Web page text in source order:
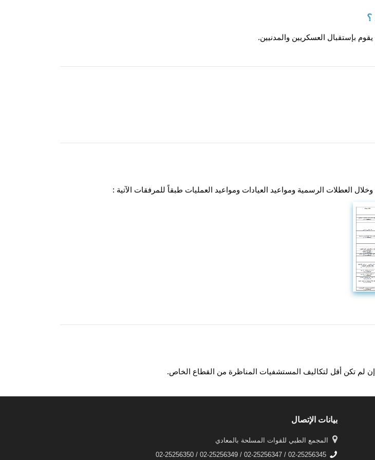
؟
بإستقبال العسكريين والمدنيين.
إن لم تكن أقل لتكاليف المستشفيات المناظرة من القطاع الخاص.
بيانات الإتصال
المجمع الطبي للقوات المسلحة بالمعادي
02-25256345 / 02-25256347 / 02-25256349 / 02-25256350